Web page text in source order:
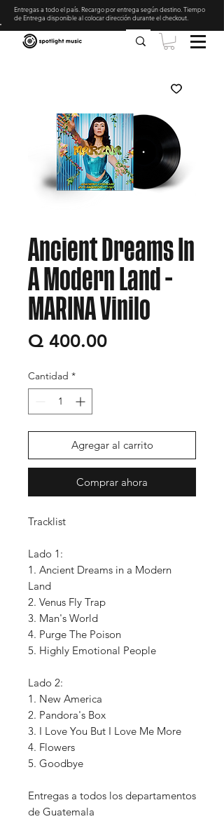
Entregas a todo el país. Recargo por entrega según destino. Tiempo
de Entrega disponible al colocar dirección durante el checkout
Ancient Dreams In
A Modern Land -
MARINA Vinilo
Q 400.00Precio
Cantidad *
Agregar al carrito
Comprar ahora
Tracklist
Lado 1:
1. Ancient Dreams in a Modern
Land
2. Venus Fly Trap
3. Man's World
4. Purge The Poison
5. Highly Emotional People
Lado 2:
1. New America
2. Pandora's Box
3. I Love You But I Love Me More
4. Flowers
5. Goodbye
Entregas a todos los departamentos
de Guatemala